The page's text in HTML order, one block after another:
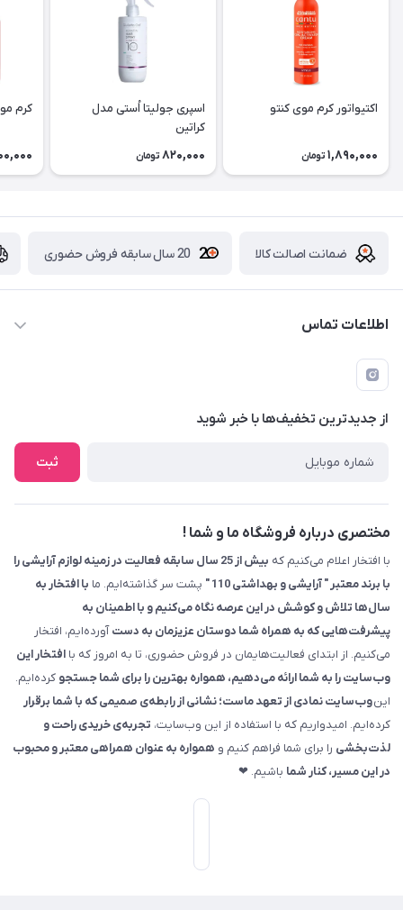
اکتیواتور کرم موی کنتو
1,890,000 تومان
اسپری جولیتا اُستی مدل
کراتین
820,000 تومان
کرم موی
ضمانت اصالت کالا 20 سال سابقه فروش حضوری
اطلاعات تماس
09229839700 - 08338354666
info@cosmetics110.com
کرمانشاه ، بلوار نوبهار ، بین کوی ۱۱۰ و ۱۱۲ ، آرایشی و بهداشتی ۱۱۰
از جدید‌ترین تخفیف‌ها با‌ خبر شوید
ثبت
مختصری درباره فروشگاه ما و شما !
با افتخار اعلام می‌کنیم که
بیش از 25 سال سابقه فعالیت در زمینه لوازم آرایشی را
با برند معتبر " آرایشی و بهداشتی 110 "
پشت سر گذاشته‌ایم. ما با افتخار به
سال‌ها تلاش و کوشش در این عرصه نگاه می‌کنیم و با اطمینان به
پیشرفت‌هایی که به همراه شما دوستان عزیزمان به دستآورده‌ایم، افتخار
می‌کنیم. از ابتدای فعالیت‌هایمان در فروش حضوری، تا به امروز که با افتخار این
وب‌سایت را به شما ارائه می‌دهیم، همواره بهترین را برای شما جستجو کرده‌ایم.
اینوب‌سایت نمادی از تعهد ماست؛ نشانی از رابطه‌ی صمیمی که با شما برقرار
کرده‌ایم. امیدواریم که با استفاده از این وب‌سایت، تجربه‌ی خریدی راحت و
لذت‌بخشی را برای شما فراهم کنیم و همواره به عنوان همراهی معتبر و محبوب
در این مسیر، کنار شما باشیم. ❤